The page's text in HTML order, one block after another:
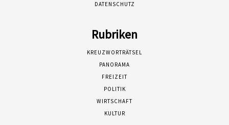
DATENSCHUTZ
Rubriken
KREUZWORTRÄTSEL
PANORAMA
FREIZEIT
POLITIK
WIRTSCHAFT
KULTUR